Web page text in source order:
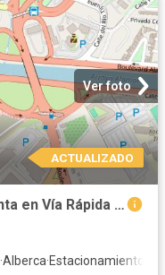
Ver foto
ACTUALIZADO
Departamento disponible en renta en Vía Rápida Ote. 15000, Chapultepec Alamar, 22110 Tijuana, B.C. #15000, Colonia Los Pirules, C.P. 22110
·Alberca·Estacionamiento